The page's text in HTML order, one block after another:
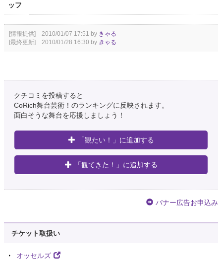
ッフ
[情報提供] 2010/01/07 17:51 by きゃる
[最終更新] 2010/01/28 16:30 by きゃる
クチコミを投稿すると
CoRich舞台芸術！のランキングに反映されます。
面白そうな舞台を応援しましょう！
「観たい！」に追加する
「観てきた！」に追加する
バナー広告お申込み
チケット取扱い
オッセルズ